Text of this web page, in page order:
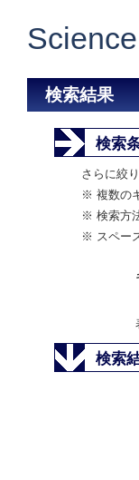
検索結果
検索
さらに絞
※ 複数の
※ 検索方
※ スペー
検索